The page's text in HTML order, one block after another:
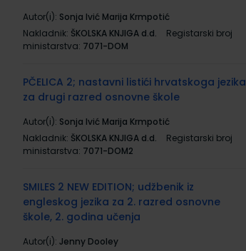
Autor(i): Sonja Ivić Marija Krmpotić
Nakladnik: ŠKOLSKA KNJIGA d.d.
Registarski broj
ministarstva: 7071-DOM
PČELICA 2; nastavni listići hrvatskoga jezika
za drugi razred osnovne škole
Autor(i): Sonja Ivić Marija Krmpotić
Nakladnik: ŠKOLSKA KNJIGA d.d.
Registarski broj
ministarstva: 7071-DOM2
SMILES 2 NEW EDITION; udžbenik iz
engleskog jezika za 2. razred osnovne
škole, 2. godina učenja
Autor(i): Jenny Dooley